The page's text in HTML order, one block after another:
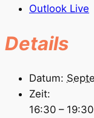
Outlook Live
Details
Datum:
Zeit:
16:30 – 19:30